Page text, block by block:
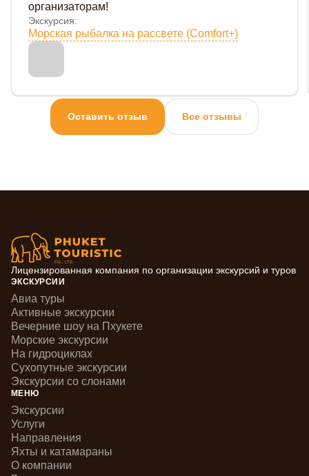
организаторам!
Экскурсия:
Морская рыбалка на рассвете (Comfort+)
Оставить отзыв Все отзывы
Лицензированная компания по организации экскурсий и туров
ЭКСКУРСИИ
Авиа туры
Активные экскурсии
Вечерние шоу на Пхукете
Морские экскурсии
На гидроциклах
Сухопутные экскурсии
Экскурсии со слонами
МЕНЮ
Экскурсии
Услуги
Направления
Яхты и катамараны
О компании